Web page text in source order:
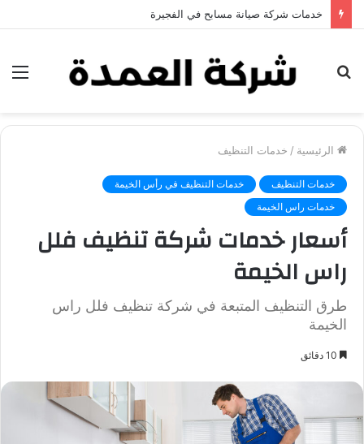
خدمات شركة جلي وتلميع الرخام في العين
الرئيسية / خدمات التنظيف
خدمات التنظيف
خدمات التنظيف في رأس الخيمة
خدمات راس الخيمة
أسعار خدمات شركة تنظيف فلل
راس الخيمة
طرق التنظيف المتبعة في شركة تنظيف فلل راس
الخيمة